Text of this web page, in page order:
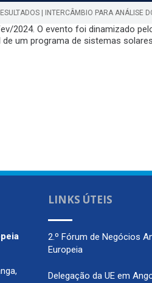
| INTERCÂMBIO PARA ANÁLISE
2024. O evento foi dinamizado
um programa de sistemas
LINKS ÚTEIS
2.º Fórum de Negócios
Europeia
Delegação da UE em